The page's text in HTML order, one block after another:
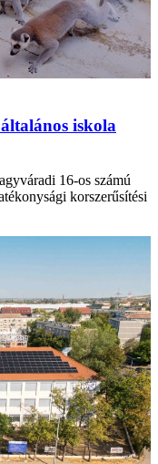
iskola
16-os számú
korszerűsítési